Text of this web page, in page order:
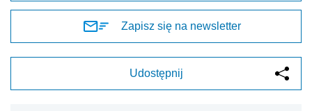
Zapisz się na newsletter
Udostępnij